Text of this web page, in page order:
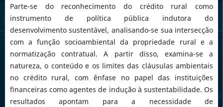
Parte-se do reconhecimento do crédito rural como
instrumento de política pública indutora do
desenvolvimento sustentável, analisando-se sua intersecção
com a função socioambiental da propriedade rural e a
normatização contratual. A partir disso, examina-se a
natureza, o conteúdo e os limites das cláusulas ambientais
no crédito rural, com ênfase no papel das instituições
financeiras como agentes de indução à sustentabilidade. Os
resultados apontam para a necessidade de